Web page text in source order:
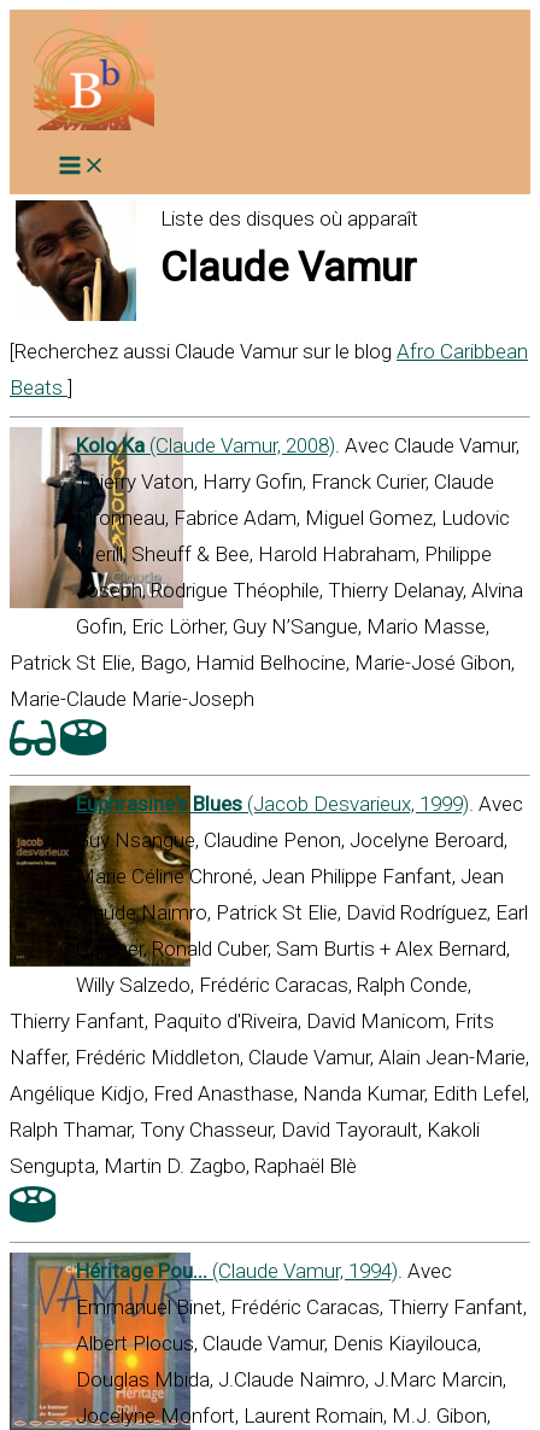
contenu
Liste des disques où apparaît
Claude Vamur
[Recherchez aussi Claude Vamur sur le blog Afro Caribbean
Beats ]
Kolo Ka (Claude Vamur, 2008). Avec Claude Vamur,
Thierry Vaton, Harry Gofin, Franck Curier, Claude
Pironneau, Fabrice Adam, Miguel Gomez, Ludovic
Merill, Sheuff & Bee, Harold Habraham, Philippe
Joseph, Rodrigue Théophile, Thierry Delanay, Alvina
Gofin, Eric Lörher, Guy N’Sangue, Mario Masse,
Patrick St Elie, Bago, Hamid Belhocine, Marie-José Gibon,
Marie-Claude Marie-Joseph
Euphrasine's Blues (Jacob Desvarieux, 1999). Avec
Guy Nsangue, Claudine Penon, Jocelyne Beroard,
Marie Céline Chroné, Jean Philippe Fanfant, Jean
Claude Naimro, Patrick St Elie, David Rodríguez, Earl
Gardner, Ronald Cuber, Sam Burtis + Alex Bernard,
Willy Salzedo, Frédéric Caracas, Ralph Conde,
Thierry Fanfant, Paquito d'Riveira, David Manicom, Frits
Naffer, Frédéric Middleton, Claude Vamur, Alain Jean-Marie,
Angélique Kidjo, Fred Anasthase, Nanda Kumar, Edith Lefel,
Ralph Thamar, Tony Chasseur, David Tayorault, Kakoli
Sengupta, Martin D. Zagbo, Raphaël Blè
Héritage Pou... (Claude Vamur, 1994). Avec
Emmanuel Binet, Frédéric Caracas, Thierry Fanfant,
Albert Plocus, Claude Vamur, Denis Kiayilouca,
Douglas Mbida, J.Claude Naimro, J.Marc Marcin,
Jocelyne Monfort, Laurent Romain, M.J. Gibon,